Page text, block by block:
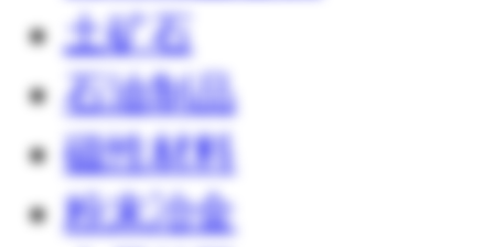
土矿石
石油制品
磁性材料
粉末冶金